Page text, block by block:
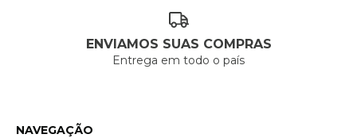
ENVIAMOS SUAS COMPRAS
Entrega em todo o país
NAVEGAÇÃO